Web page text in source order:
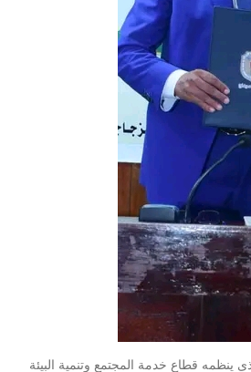
ينظمه قطاع خدمة المجتمع وتنمية البيئة